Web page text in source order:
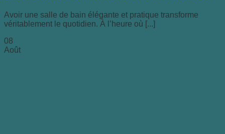
Avoir une salle de bain élégante et pratique transforme
véritablement le quotidien. À l’heure où [...]
08
Août